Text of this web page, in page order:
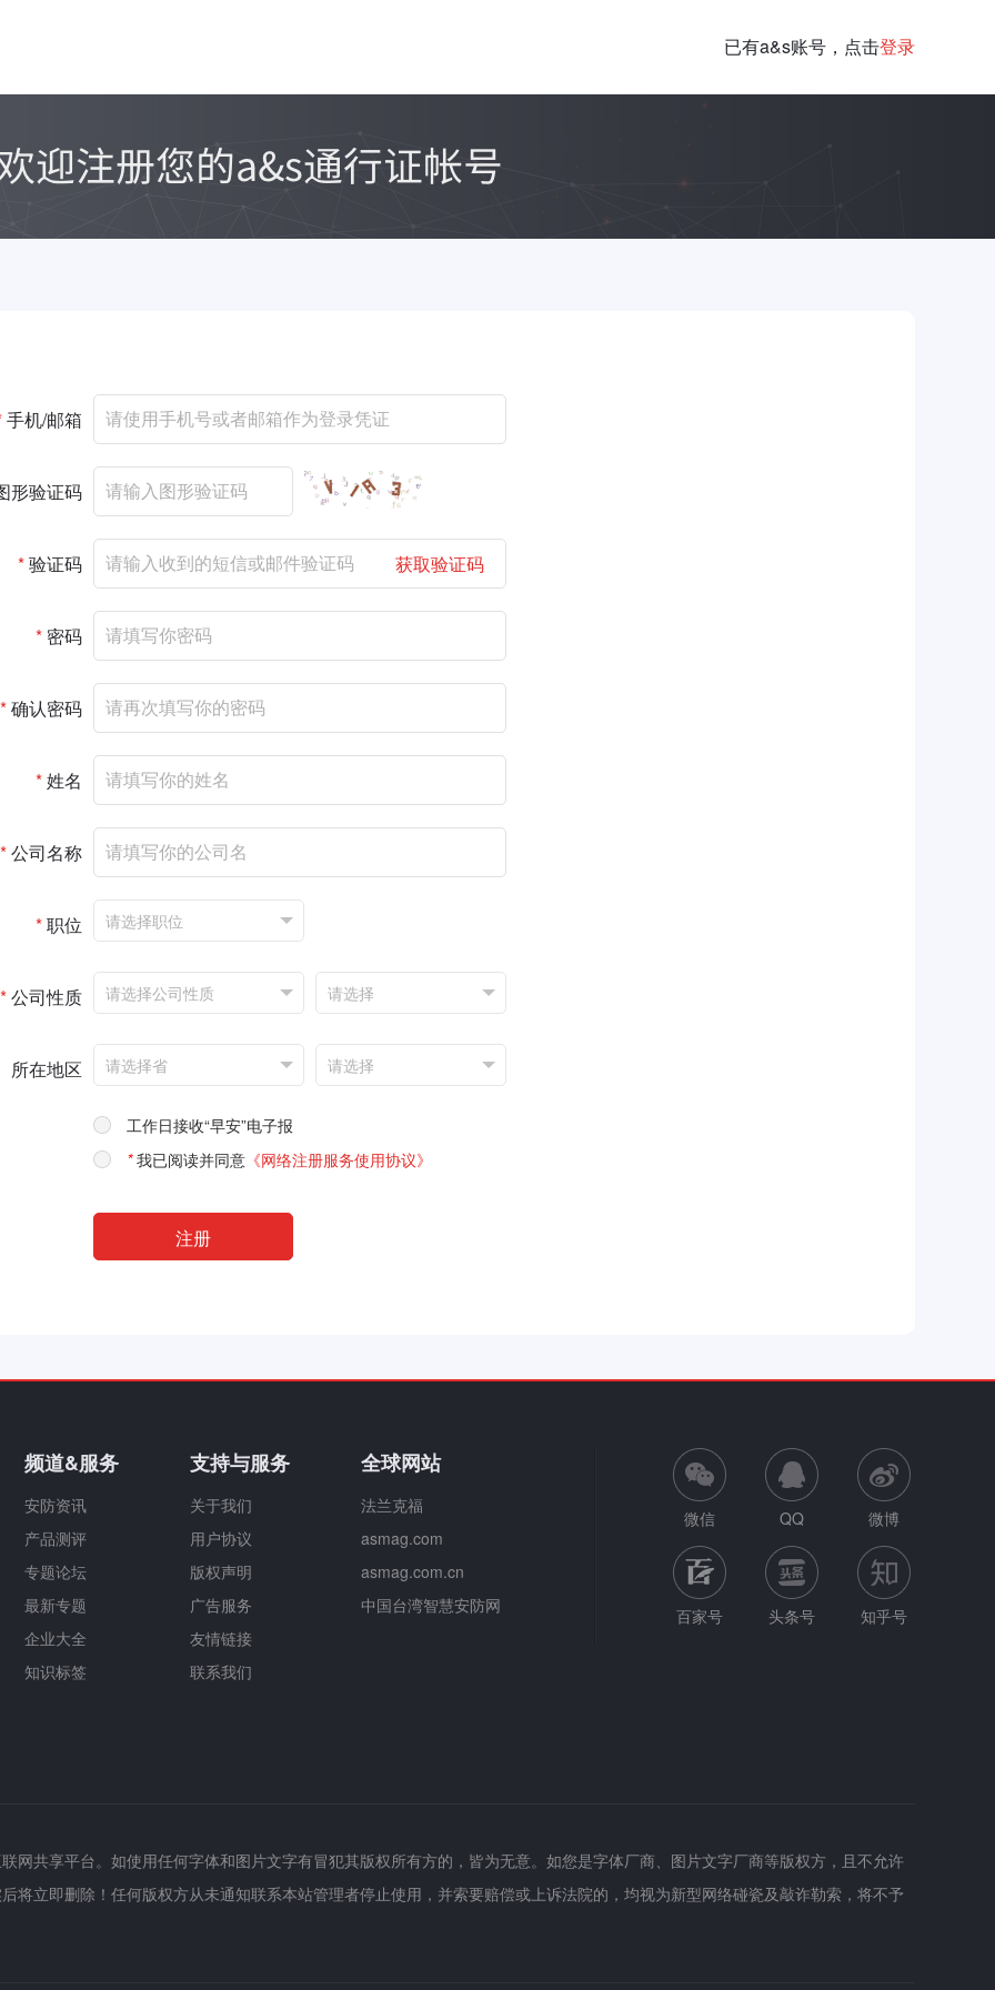
已有a&s账号，点击登录
手机/邮箱
形验证码
*验证码 获取验证码
* 密码
*确认密码
*姓名
*公司名称
*职位
*公司性质
所在地区
工作日接收“早安”电子报
*我已阅读并同意 《网络注册服务使用协议》
频道&服务
安防资讯
产品测评
专题论坛
最新专题
企业大全
知识标签
支持与服务
关于我们
用户协议
版权声明
广告服务
友情链接
联系我们
全球网站
法兰克福
asmag.com
asmag.com.cn
中国台湾智慧安防网
微信 QQ 微博
百家号 头条号 知乎号
网共享平台。如使用任何字体和图片文字有冒犯其版权所有方的，皆为无意。如您是字体厂商、图片文字厂商等版权方，且不允许
将立即删除！任何版权方从未通知联系本站管理者停止使用，并索要赔偿或上诉法院的，均视为新型网络碰瓷及敲诈勒索，将不予